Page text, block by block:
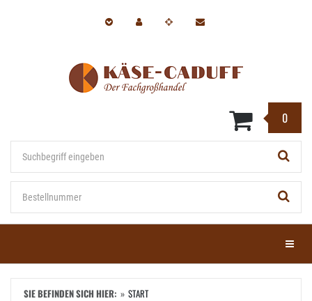
0
Menü
SIE BEFINDEN SICH HIER:
START